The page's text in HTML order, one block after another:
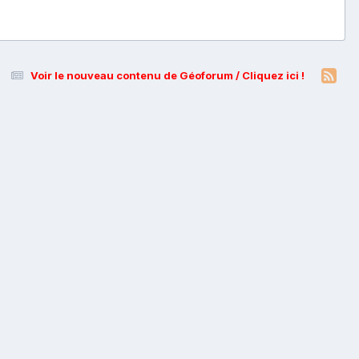
Voir le nouveau contenu de Géoforum / Cliquez ici !